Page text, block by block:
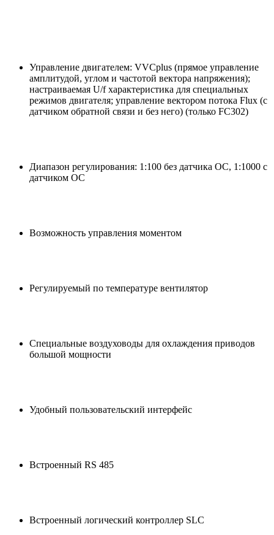
Управление двигателем: VVCplus (прямое управление
амплитудой, углом и частотой вектора напряжения);
настраиваемая U/f характеристика для специальных
режимов двигателя; управление вектором потока Flux (с
датчиком обратной связи и без него) (только FC302)
Диапазон регулирования: 1:100 без датчика ОС, 1:1000 с
датчиком ОС
Возможность управления моментом
Регулируемый по температуре вентилятор
Специальные воздуховоды для охлаждения приводов
большой мощности
Удобный пользовательский интерфейс
Встроенный RS 485
Встроенный логический контроллер SLC